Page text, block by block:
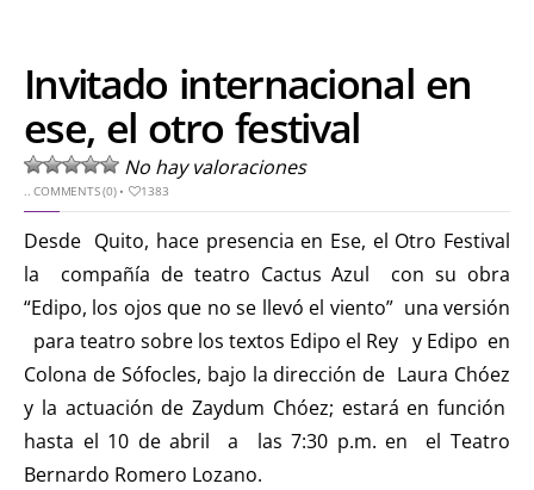
Invitado internacional en
ese, el otro festival
No hay valoraciones
..COMMENTS (0)• 1383
Desde Quito, hace presencia en Ese, el Otro Festival
la compañía de teatro Cactus Azul con su obra
“Edipo, los ojos que no se llevó el viento” una versión
para teatro sobre los textos Edipo el Rey y Edipo en
Colona de Sófocles, bajo la dirección de Laura Chóez
y la actuación de Zaydum Chóez; estará en función
hasta el 10 de abril a las 7:30 p.m. en el Teatro
Bernardo Romero Lozano.